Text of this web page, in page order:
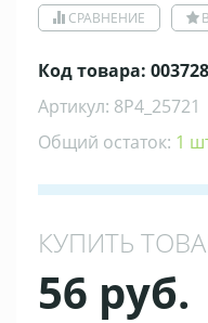
СРАВНЕНИЕ
Код товара:
Артикул: 8Р4_25721
Общий остаток: 1
КУПИТЬ
56 руб.